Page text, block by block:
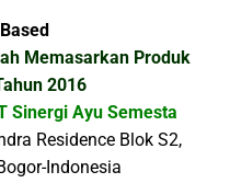
Memasarkan Produk
2016
Sinergi Ayu Semesta
Residence Blok S2,
Indonesia